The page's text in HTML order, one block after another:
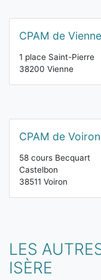
CPAM de Vienne
1 place Saint-Pierre
38200 Vienne
CPAM de Voiron
58 cours Becquart
Castelbon
38511 Voiron
LES
ISÈRE